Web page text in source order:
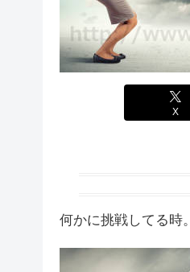
X
何かに挑戦してる時。